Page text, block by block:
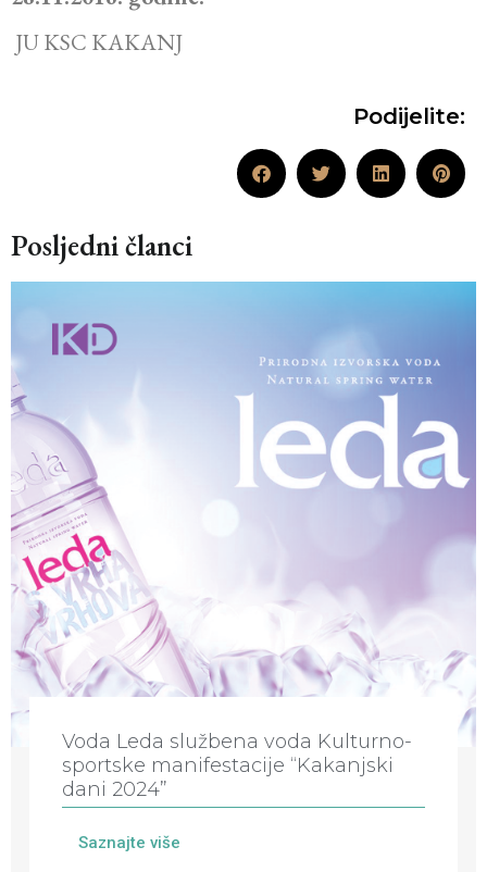
JU KSC KAKANJ
Podijelite:
Posljedni članci
Voda Leda službena voda Kulturno-
sportske manifestacije “Kakanjski
dani 2024”
Saznajte više